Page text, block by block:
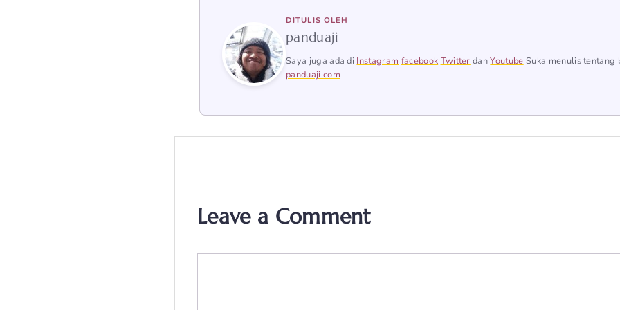
DITULIS OLEH
panduaji
Saya juga ada di Instagram facebook Twitter danYoutube Suka menulis tentang
panduaji.com
Leave a Comment